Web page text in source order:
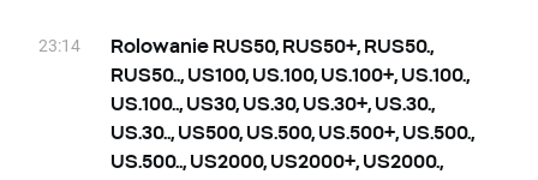
US500, US.500, US.500., US.500+, US.500.. -
23:05 – 22:00
US2000, US2000., US2000+, US2000.. – 03:05
– 23:00
TNOTE, TNOTE., TNOTE+, TNOTE.. – 23:35 –
23:14
Rolowanie RUS50, RUS50+, RUS50.,
RUS50.., US100, US.100, US.100+, US.100.,
US.100.., US30, US.30, US.30+, US.30.,
US.30.., US500, US.500, US.500+, US.500.,
US.500.., US2000, US2000+, US2000.,